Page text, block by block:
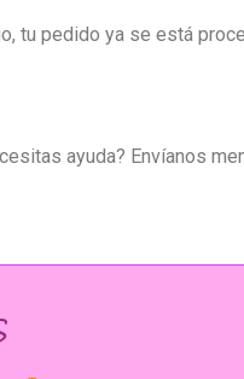
tu pedido ya se está
ayuda? Envíanos